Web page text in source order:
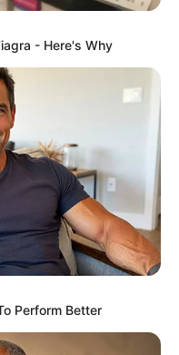
- Here's Why
Perform Better